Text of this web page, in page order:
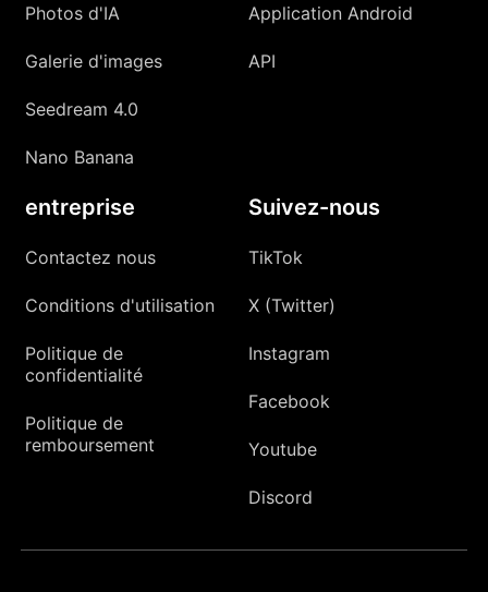
Photos d'IA
Galerie d'images
Seedream 4.0
Nano Banana
Application Android
API
entreprise
Contactez nous
Conditions d'utilisation
Politique de
confidentialité
Politique de
remboursement
Suivez-nous
TikTok
X (Twitter)
Instagram
Facebook
Youtube
Discord